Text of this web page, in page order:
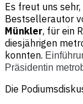
Es freut uns
Bestsellerautor
Münkler, für ein
diesjährigen
konnten.
Präsidentin
Die